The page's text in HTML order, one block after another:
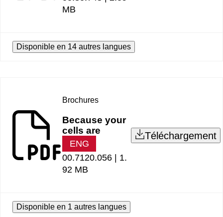
MB
Disponible en 14 autres langues
Brochures
Because your
cells are
ENG
00.7120.056 | 1.
92 MB
Téléchargement
Disponible en 1 autres langues